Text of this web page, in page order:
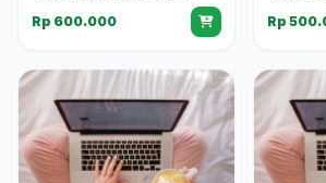
Rp 600.000
Rp